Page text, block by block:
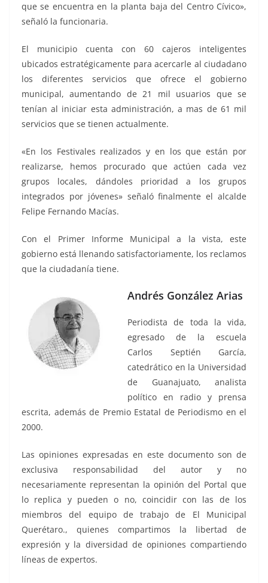
que se encuentra en la planta baja del Centro Cívico»,
señaló la funcionaria.
El municipio cuenta con 60 cajeros inteligentes
ubicados estratégicamente para acercarle al ciudadano
los diferentes servicios que ofrece el gobierno
municipal, aumentando de 21 mil usuarios que se
tenían al iniciar esta administración, a mas de 61 mil
servicios que se tienen actualmente.
«En los Festivales realizados y en los que están por
realizarse, hemos procurado que actúen cada vez
grupos locales, dándoles prioridad a los grupos
integrados por jóvenes» señaló finalmente el alcalde
Felipe Fernando Macías.
Con el Primer Informe Municipal a la vista, este
gobierno está llenando satisfactoriamente, los reclamos
que la ciudadanía tiene.
Andrés González Arias
Periodista de toda la vida,
egresado de la escuela
Carlos Septién García,
catedrático en la Universidad
de Guanajuato, analista
político en radio y prensa
escrita, además de Premio Estatal de Periodismo en el
2000.
Las opiniones expresadas en este documento son de
exclusiva responsabilidad del autor y no
necesariamente representan la opinión del Portal que
lo replica y pueden o no, coincidir con las de los
miembros del equipo de trabajo de El Municipal
Querétaro., quienes compartimos la libertad de
expresión y la diversidad de opiniones compartiendo
líneas de expertos.